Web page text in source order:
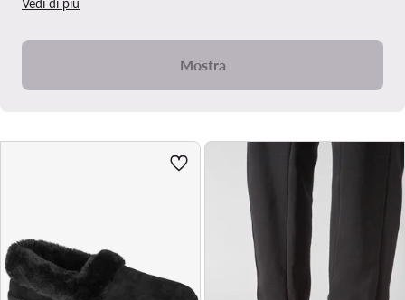
Vedi di più
Mostra